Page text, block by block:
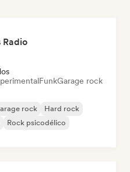
Radio
FunkGarage rock
rock
Hard rock
Rock psicodélico